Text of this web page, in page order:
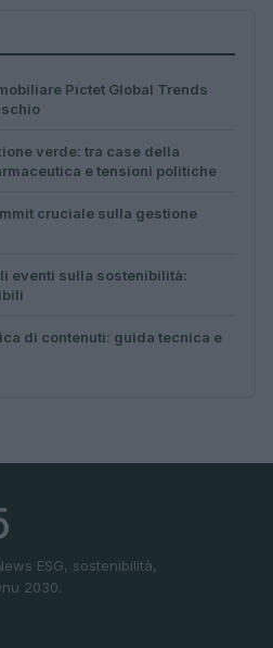
Pictet Global Trends
verde: tra case della
e tensioni politiche
cruciale sulla gestione
eventi sulla sostenibilità:
di contenuti: guida tecnica e
ESG, sostenibilità,
2030.